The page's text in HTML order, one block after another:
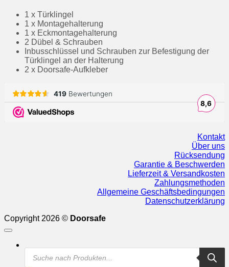
1 x Türklingel
1 x Montagehalterung
1 x Eckmontagehalterung
2 Dübel & Schrauben
Inbusschlüssel und Schrauben zur Befestigung der
Türklingel an der Halterung
2 x Doorsafe-Aufkleber
Kontakt
Über uns
Rücksendung
Garantie & Beschwerden
Lieferzeit & Versandkosten
Zahlungsmethoden
Allgemeine Geschäftsbedingungen
Datenschutzerklärung
Copyright 2026 © Doorsafe
Products
search